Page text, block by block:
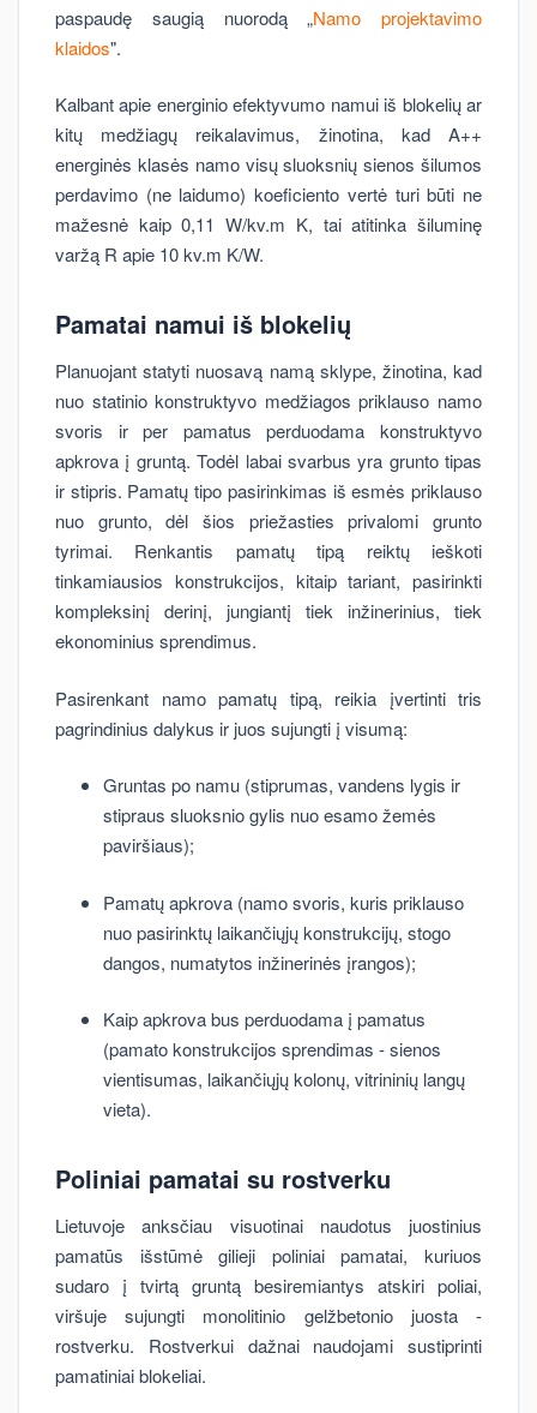
paspaudę saugią nuorodą „Namo projektavimo
klaidos".
Kalbant apie energinio efektyvumo namui iš blokelių ar
kitų medžiagų reikalavimus, žinotina, kad A++
energinės klasės namo visų sluoksnių sienos šilumos
perdavimo (ne laidumo) koeficiento vertė turi būti ne
mažesnė kaip 0,11 W/kv.m K, tai atitinka šiluminę
varžą R apie 10 kv.m K/W.
Pamatai namui iš blokelių
Planuojant statyti nuosavą namą sklype, žinotina, kad
nuo statinio konstruktyvo medžiagos priklauso namo
svoris ir per pamatus perduodama konstruktyvo
apkrova į gruntą. Todėl labai svarbus yra grunto tipas
ir stipris. Pamatų tipo pasirinkimas iš esmės priklauso
nuo grunto, dėl šios priežasties privalomi grunto
tyrimai. Renkantis pamatų tipą reiktų ieškoti
tinkamiausios konstrukcijos, kitaip tariant, pasirinkti
kompleksinį derinį, jungiantį tiek inžinerinius, tiek
ekonominius sprendimus.
Pasirenkant namo pamatų tipą, reikia įvertinti tris
pagrindinius dalykus ir juos sujungti į visumą:
Gruntas po namu (stiprumas, vandens lygis ir
stipraus sluoksnio gylis nuo esamo žemės
paviršiaus);
Pamatų apkrova (namo svoris, kuris priklauso
nuo pasirinktų laikančiųjų konstrukcijų, stogo
dangos, numatytos inžinerinės įrangos);
Kaip apkrova bus perduodama į pamatus
(pamato konstrukcijos sprendimas - sienos
vientisumas, laikančiųjų kolonų, vitrininių langų
vieta).
Poliniai pamatai su rostverku
Lietuvoje anksčiau visuotinai naudotus juostinius
pamatūs išstūmė gilieji poliniai pamatai, kuriuos
sudaro į tvirtą gruntą besiremiantys atskiri poliai,
viršuje sujungti monolitinio gelžbetonio juosta -
rostverku. Rostverkui dažnai naudojami sustiprinti
pamatiniai blokeliai.